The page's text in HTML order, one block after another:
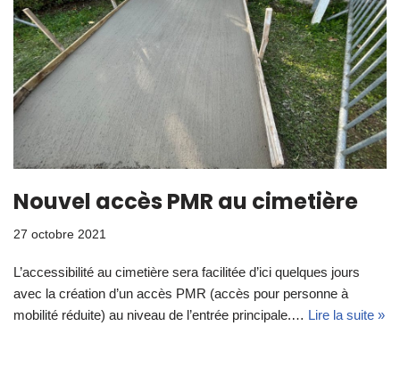
Nouvel accès PMR au cimetière
27 octobre 2021
L’accessibilité au cimetière sera facilitée d’ici quelques jours
avec la création d’un accès PMR (accès pour personne à
mobilité réduite) au niveau de l’entrée principale.… Lire la suite »